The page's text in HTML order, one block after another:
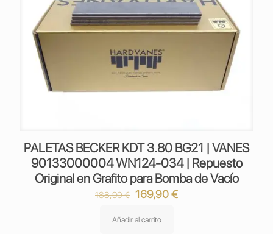
PALETAS BECKER KDT 3.80 BG21 | VANES
90133000004 WN124-034 | Repuesto
Original en Grafito para Bomba de Vacío
188,90€ El
original
169,90€El
Añadir al carrito